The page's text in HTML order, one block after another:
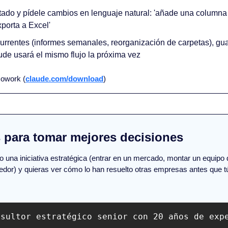
y pídele cambios en lenguaje natural: 'añade una
a Excel'
(informes semanales, reorganización de carpetas),
usará el mismo flujo la próxima vez
(claude.com/download)
para tomar mejores decisiones
una iniciativa estratégica (entrar en un mercado, montar un equipo
y quieras ver cómo lo han resuelto otras empresas antes que
estratégico senior con 20 años de